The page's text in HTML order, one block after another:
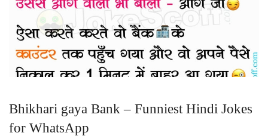
Bhikhari gaya Bank – Funniest Hindi Jokes
for WhatsApp